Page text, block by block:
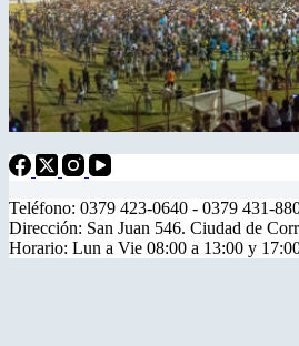
Teléfono: 0379 423-0640 - 0379 431-
Dirección: San Juan 546. Ciudad de
Horario: Lun a Vie 08:00 a 13:00 y